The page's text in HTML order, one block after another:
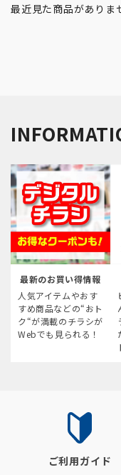
最近見た商品がありま
最新のお買い得情報
人気アイテムやおす
すめ商品などの“おト
ク“が満載のチラシが
Webでも見られる！
ご利用ガイド